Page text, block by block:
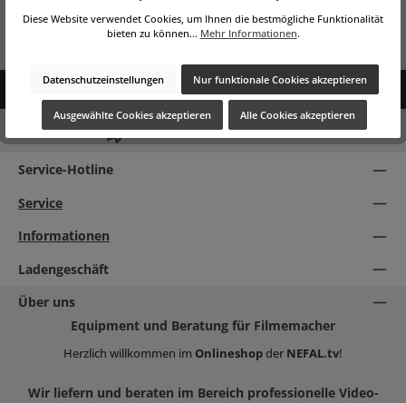
ab 500 EURO VERSANKOSTENFREI
Service-Hotline
Service
Informationen
Ladengeschäft
Über uns
Equipment und Beratung für Filmemacher
Herzlich willkommen im Onlineshopder NEFAL.tv!
Wir liefern und beraten im Bereich professionelle Video-
Diese Website verwendet Cookies, um Ihnen die bestmögliche Funktionalität
bieten zu können... Mehr Informationen.
Datenschutzeinstellungen Nur funktionale Cookies akzeptieren
Ausgewählte Cookies akzeptieren Alle Cookies akzeptieren